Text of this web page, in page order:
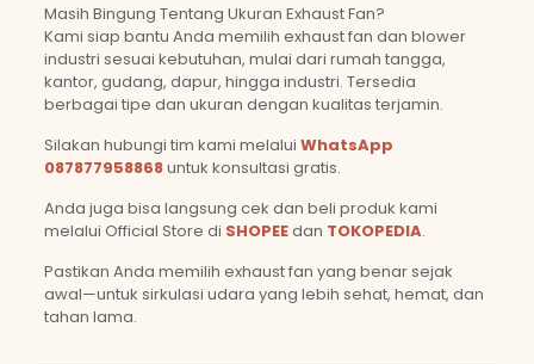
Masih Bingung Tentang Ukuran Exhaust Fan?
Kami siap bantu Anda memilih exhaust fan dan blower
industri sesuai kebutuhan, mulai dari rumah tangga,
kantor, gudang, dapur, hingga industri. Tersedia
berbagai tipe dan ukuran dengan kualitas terjamin.
Silakan hubungi tim kami melalui WhatsApp
087877958868untuk konsultasi gratis.
Anda juga bisa langsung cek dan beli produk kami
melalui Official Store di SHOPEEdan TOKOPEDIA.
Pastikan Anda memilih exhaust fan yang benar sejak
awal—untuk sirkulasi udara yang lebih sehat, hemat, dan
tahan lama.